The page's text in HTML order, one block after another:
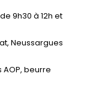
9h30 à 12h et
Neussargues
beurre